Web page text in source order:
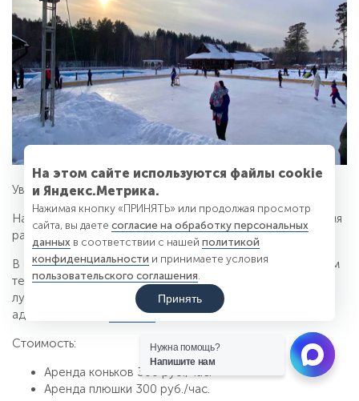
Уважаемые гости парк-отеля «Чайка»!
На территории парк-отеля для вас работает каток. Время
работы катка с 10.00 до 20.00 часов.
В связи с изменениями погодных условий и нестабильным
температурным режимом, перед посещением катка
лучше уточнять качество катка по телефону
администратора
532-500.
Стоимость:
Аренда коньков 300 руб./час.
Аренда плюшки 300 руб./час.
На этом сайте используются файлы cookie
и Яндекс.Метрика.
Нажимая кнопку «ПРИНЯТЬ» или продолжая просмотр
сайта, вы даете согласие на обработку персональных
данных в соответствии с нашей политикой
конфиденциальности и принимаете условия
пользовательского соглашения
Принять
Нужна помощь?
Напишите нам